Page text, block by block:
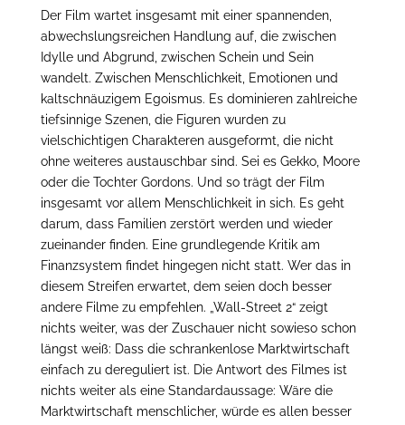
Der Film wartet insgesamt mit einer spannenden,
abwechslungsreichen Handlung auf, die zwischen
Idylle und Abgrund, zwischen Schein und Sein
wandelt. Zwischen Menschlichkeit, Emotionen und
kaltschnäuzigem Egoismus. Es dominieren zahlreiche
tiefsinnige Szenen, die Figuren wurden zu
vielschichtigen Charakteren ausgeformt, die nicht
ohne weiteres austauschbar sind. Sei es Gekko, Moore
oder die Tochter Gordons. Und so trägt der Film
insgesamt vor allem Menschlichkeit in sich. Es geht
darum, dass Familien zerstört werden und wieder
zueinander finden. Eine grundlegende Kritik am
Finanzsystem findet hingegen nicht statt. Wer das in
diesem Streifen erwartet, dem seien doch besser
andere Filme zu empfehlen. „Wall-Street 2“ zeigt
nichts weiter, was der Zuschauer nicht sowieso schon
längst weiß: Dass die schrankenlose Marktwirtschaft
einfach zu dereguliert ist. Die Antwort des Filmes ist
nichts weiter als eine Standardaussage: Wäre die
Marktwirtschaft menschlicher, würde es allen besser